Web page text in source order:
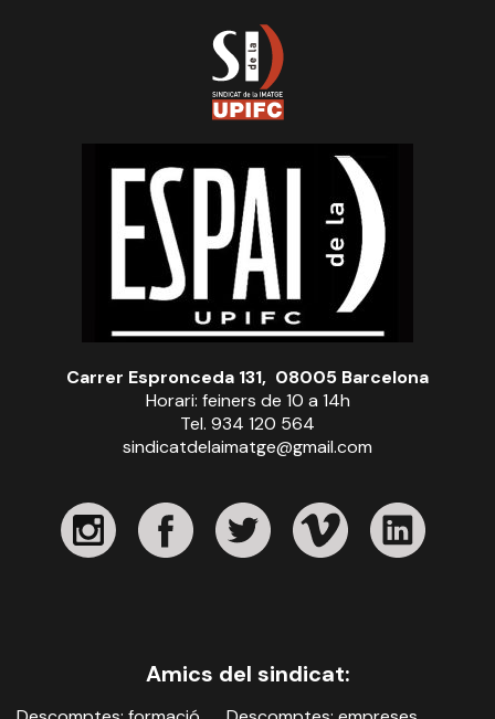
Carrer Espronceda 131, 08005 Barcelona
Horari: feiners de 10 a 14h
Tel. 934 120 564
sindicatdelaimatge@gmail.com
Amics del sindicat: